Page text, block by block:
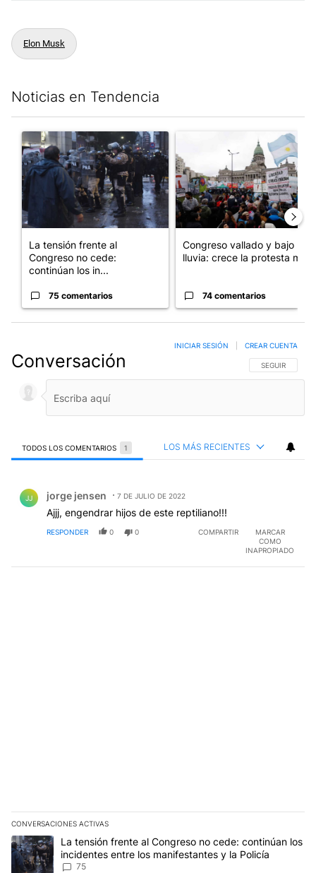
Elon Musk
Noticias en Tendencia
Un artículo de tendencia con el título "La tensión frente al
La tensión frente al
Congreso no cede:
continúan los in...
75 comentarios
Un artículo de tendencia
Congreso vallado y bajo la
lluvia: crece la protesta mi...
74 comentarios
Conversación SIGA ESTA
SEGUIR
INICIAR SESIÓN CREAR CUENTA
TODOS LOS COMENTARIOS 1 LOS MÁS RECIENTES
JJ jorge jensen 7 DE JULIO DE 2022
Ajjj, engendrar hijos de este reptiliano!!!
RESPONDER 0 0 COMPARTIR
MARCAR
COMO
INAPROPIADO
CONVERSACIONES ACTIVAS
Este listado muestra los artículos con más comentarios en los
Un artículo de tendencia con el título "La tensión frente al
La tensión frente al Congreso no cede: continúan los
incidentes entre los manifestantes y la Policía
75